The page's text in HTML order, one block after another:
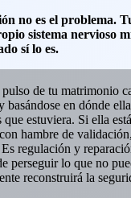
no es el problema.
sistema nervioso
sí lo es.
de tu matrimonio
basándose en dónde
que estuviera. Si ella
hambre de
regulación y
perseguir lo que no
reconstruirá la